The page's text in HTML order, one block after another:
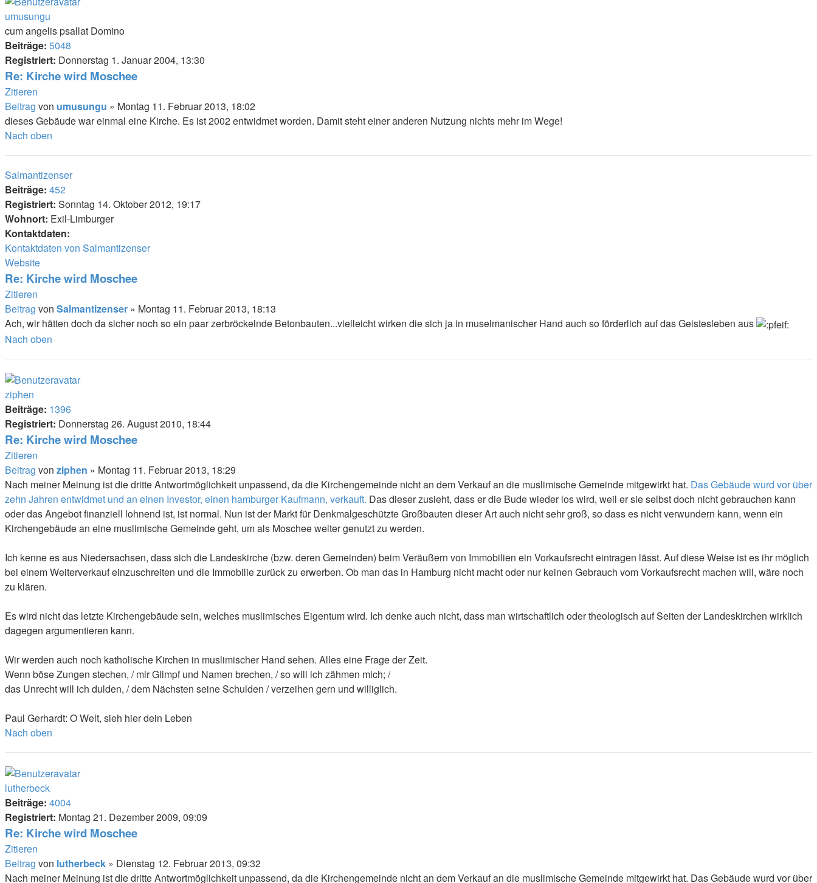
umusungu
cum angelis psallat Domino
Beiträge: 5048
Registriert: Donnerstag 1. Januar 2004, 13:30
Re: Kirche wird Moschee
Zitieren
Beitrag von umusungu » Montag 11. Februar 2013, 18:02
dieses Gebäude war einmal eine Kirche. Es ist 2002 entwidmet worden. Damit steht einer anderen Nutzung nichts mehr im Wege!
Nach oben
Salmantizenser
Beiträge: 452
Registriert: Sonntag 14. Oktober 2012, 19:17
Wohnort: Exil-Limburger
Kontaktdaten:
Kontaktdaten von Salmantizenser
Website
Re: Kirche wird Moschee
Zitieren
Beitrag von Salmantizenser » Montag 11. Februar 2013, 18:13
Ach, wir hätten doch da sicher noch so ein paar zerbröckelnde Betonbauten...vielleicht wirken die sich ja in muselmanischer Hand auch so förderlich auf das Geistesleben aus
Nach oben
ziphen
Beiträge: 1396
Registriert: Donnerstag 26. August 2010, 18:44
Re: Kirche wird Moschee
Zitieren
Beitrag von ziphen » Montag 11. Februar 2013, 18:29
Nach meiner Meinung ist die dritte Antwortmöglichkeit unpassend, da die Kirchengemeinde nicht an dem Verkauf an die muslimische Gemeinde mitgewirkt hat. Das Gebäude wurd vor über
zehn Jahren entwidmet und an einen Investor, einen hamburger Kaufmann, verkauft. Das dieser zusieht, dass er die Bude wieder los wird, weil er sie selbst doch nicht gebrauchen kann
oder das Angebot finanziell lohnend ist, ist normal. Nun ist der Markt für Denkmalgeschützte Großbauten dieser Art auch nicht sehr groß, so dass es nicht verwundern kann, wenn ein
Kirchengebäude an eine muslimische Gemeinde geht, um als Moschee weiter genutzt zu werden.
Ich kenne es aus Niedersachsen, dass sich die Landeskirche (bzw. deren Gemeinden) beim Veräußern von Immobilien ein Vorkaufsrecht eintragen lässt. Auf diese Weise ist es ihr möglich
bei einem Weiterverkauf einzuschreiten und die Immobilie zurück zu erwerben. Ob man das in Hamburg nicht macht oder nur keinen Gebrauch vom Vorkaufsrecht machen will, wäre noch
zu klären.
Es wird nicht das letzte Kirchengebäude sein, welches muslimisches Eigentum wird. Ich denke auch nicht, dass man wirtschaftlich oder theologisch auf Seiten der Landeskirchen wirklich
dagegen argumentieren kann.
Wir werden auch noch katholische Kirchen in muslimischer Hand sehen. Alles eine Frage der Zeit.
Wenn böse Zungen stechen, / mir Glimpf und Namen brechen, / so will ich zähmen mich; /
das Unrecht will ich dulden, / dem Nächsten seine Schulden / verzeihen gern und williglich.
Paul Gerhardt: O Welt, sieh hier dein Leben
Nach oben
lutherbeck
Beiträge: 4004
Registriert: Montag 21. Dezember 2009, 09:09
Re: Kirche wird Moschee
Zitieren
Beitrag von lutherbeck » Dienstag 12. Februar 2013, 09:32
Nach meiner Meinung ist die dritte Antwortmöglichkeit unpassend, da die Kirchengemeinde nicht an dem Verkauf an die muslimische Gemeinde mitgewirkt hat. Das Gebäude wurd vor über